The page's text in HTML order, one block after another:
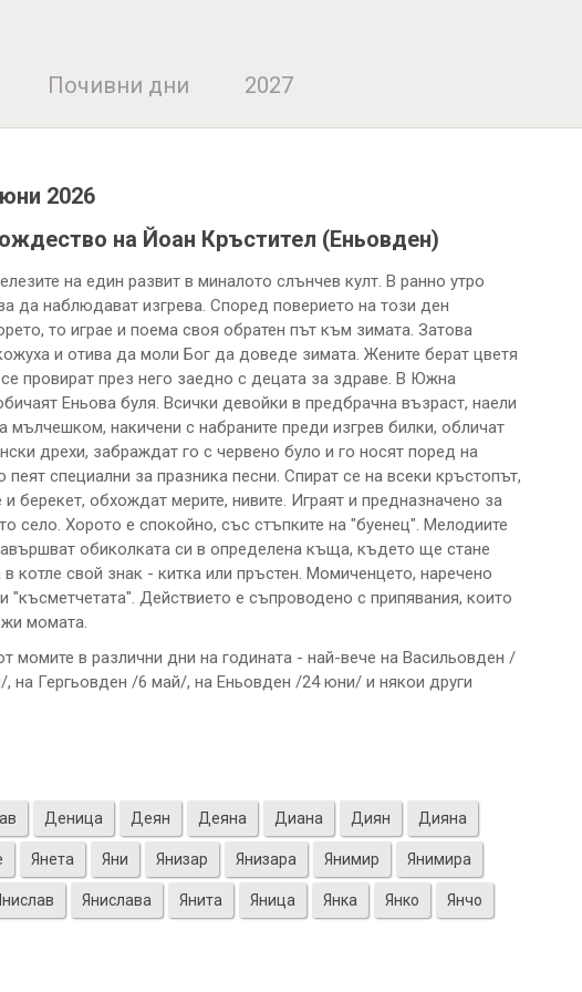
Почивни дни 2027
2026
на Йоан Кръстител (Еньовден)
на един развит в миналото слънчев култ. В ранно утро
да наблюдават изгрева. Според поверието на този ден
то играе и поема своя обратен път към зимата. Затова
и отива да моли Бог да доведе зимата. Жените берат цветя
провират през него заедно с децата за здраве. В Южна
Еньова буля. Всички девойки в предбрачна възраст, наели
мълчешком, накичени с набраните преди изгрев билки, обличат
дрехи, забраждат го с червено було и го носят поред на
специални за празника песни. Спират се на всеки кръстопът,
берекет, обхождат мерите, нивите. Играят и предназначено за
село. Хорото е спокойно, със стъпките на "буенец". Мелодиите
обиколката си в определена къща, където ще стане
котле свой знак - китка или пръстен. Момиченцето, наречено
"късметчетата". Действието е съпроводено с припявания, които
момата.
момите в различни дни на годината - най-вече на Васильовден /
, на Гергьовден /6 май/, на Еньовден /24 юни/ и някои други
Деница Деян Деяна Диана Диян Дияна
Янета Яни Янизар Янизара Янимир Янимира
Янислава Янита Яница Янка Янко Янчо